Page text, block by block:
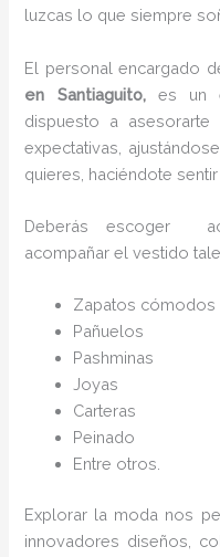
luzcas lo que siempre
El personal encargado
en Santiaguito,es un
dispuesto a
expectativas,
quieres, haciéndote
Deberás escoger
acompañar el vestido
Zapatos cómodos
Pañuelos
Pashminas
Joyas
Carteras
Peinado
Entre otros.
Explorar la moda nos
innovadores diseños,